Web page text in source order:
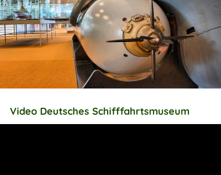
Video Deutsches Schifffahrtsmuseum